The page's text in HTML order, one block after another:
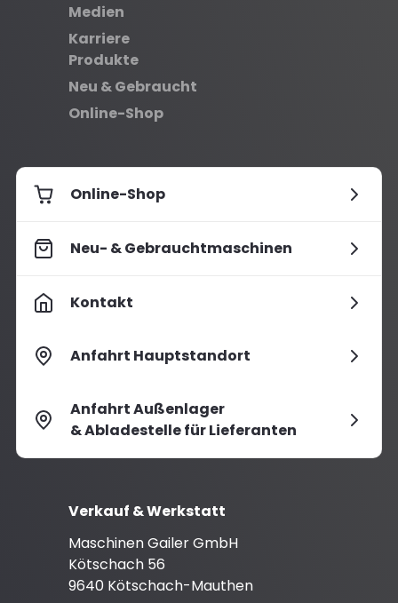
Medien
Karriere
Produkte
Neu & Gebraucht
Online-Shop
Online-Shop
Neu- & Gebrauchtmaschinen
Kontakt
Anfahrt Hauptstandort
Anfahrt Außenlager
& Abladestelle für Lieferanten
Verkauf & Werkstatt
Maschinen Gailer GmbH
Kötschach 56
9640 Kötschach-Mauthen